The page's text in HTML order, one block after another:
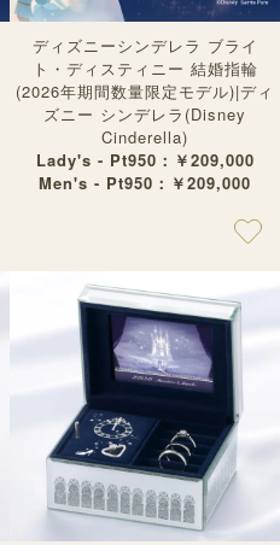
ディズニーシンデレラ ブライ
ト・ディスティニー 結婚指輪
(2026年期間数量限定モデル)|ディ
ズニー シンデレラ(Disney
Cinderella)
Lady's - Pt950：￥209,000
Men's - Pt950：￥209,000